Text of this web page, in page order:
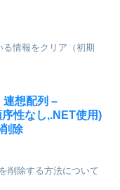
情報をクリア（初期
連想配列 –
性なし,.NET使用)
除
削除する方法について